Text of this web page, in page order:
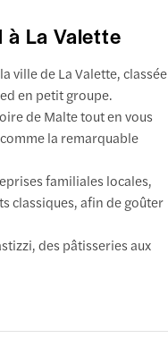
La Valette
ville de La Valette, classée
en petit groupe.
de Malte tout en vous
la remarquable
familiales locales,
classiques, afin de goûter
des pâtisseries aux